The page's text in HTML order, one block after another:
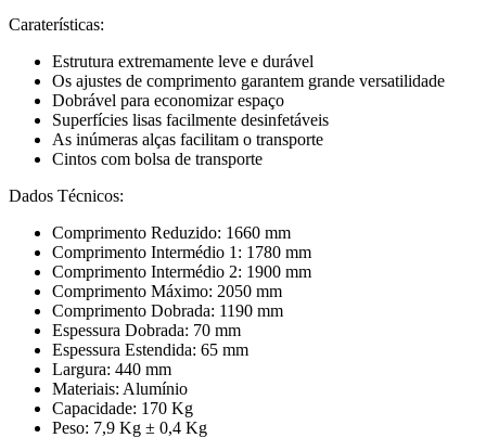
Caraterísticas:
Estrutura extremamente leve e durável
Os ajustes de comprimento garantem grande versatilidade
Dobrável para economizar espaço
Superfícies lisas facilmente desinfetáveis
As inúmeras alças facilitam o transporte
Cintos com bolsa de transporte
Dados Técnicos:
Comprimento Reduzido: 1660 mm
Comprimento Intermédio 1: 1780 mm
Comprimento Intermédio 2: 1900 mm
Comprimento Máximo: 2050 mm
Comprimento Dobrada: 1190 mm
Espessura Dobrada: 70 mm
Espessura Estendida: 65 mm
Largura: 440 mm
Materiais: Alumínio
Capacidade: 170 Kg
Peso: 7,9 Kg ± 0,4 Kg